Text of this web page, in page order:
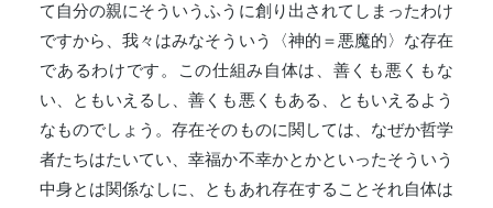
て自分の親にそういうふうに創り出されてしまったわけ
ですから、我々はみなそういう〈神的＝悪魔的〉な存在
であるわけです。この仕組み自体は、善くも悪くもな
い、ともいえるし、善くも悪くもある、ともいえるよう
なものでしょう。存在そのものに関しては、なぜか哲学
者たちはたいてい、幸福か不幸かとかといったそういう
中身とは関係なしに、ともあれ存在することそれ自体は